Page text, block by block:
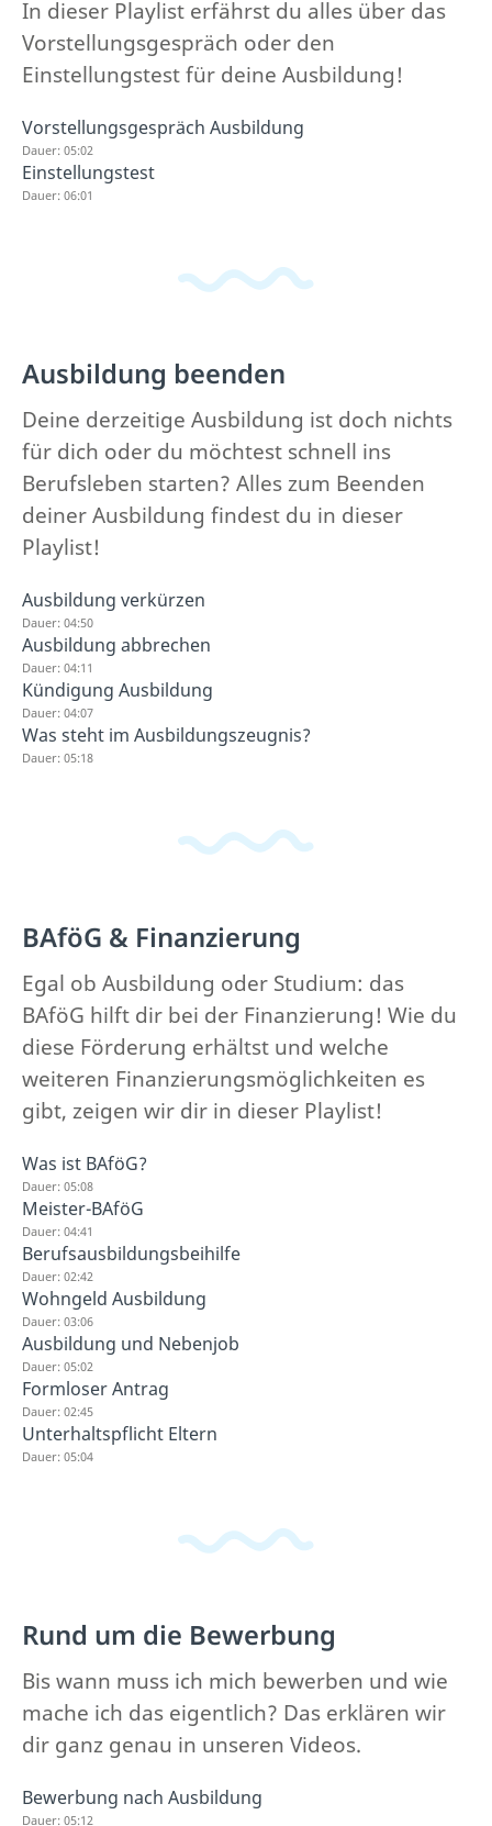
In dieser Playlist erfährst du alles über das
Vorstellungsgespräch oder den
Einstellungstest für deine Ausbildung!
Vorstellungsgespräch Ausbildung
Dauer: 05:02
Einstellungstest
Dauer: 06:01
Ausbildung beenden
Deine derzeitige Ausbildung ist doch nichts
für dich oder du möchtest schnell ins
Berufsleben starten? Alles zum Beenden
deiner Ausbildung findest du in dieser
Playlist!
Ausbildung verkürzen
Dauer: 04:50
Ausbildung abbrechen
Dauer: 04:11
Kündigung Ausbildung
Dauer: 04:07
Was steht im Ausbildungszeugnis?
Dauer: 05:18
BAföG & Finanzierung
Egal ob Ausbildung oder Studium: das
BAföG hilft dir bei der Finanzierung! Wie du
diese Förderung erhältst und welche
weiteren Finanzierungsmöglichkeiten es
gibt, zeigen wir dir in dieser Playlist!
Was ist BAföG?
Dauer: 05:08
Meister-BAföG
Dauer: 04:41
Berufsausbildungsbeihilfe
Dauer: 02:42
Wohngeld Ausbildung
Dauer: 03:06
Ausbildung und Nebenjob
Dauer: 05:02
Formloser Antrag
Dauer: 02:45
Unterhaltspflicht Eltern
Dauer: 05:04
Rund um die Bewerbung
Bis wann muss ich mich bewerben und wie
mache ich das eigentlich? Das erklären wir
dir ganz genau in unseren Videos.
Bewerbung nach Ausbildung
Dauer: 05:12